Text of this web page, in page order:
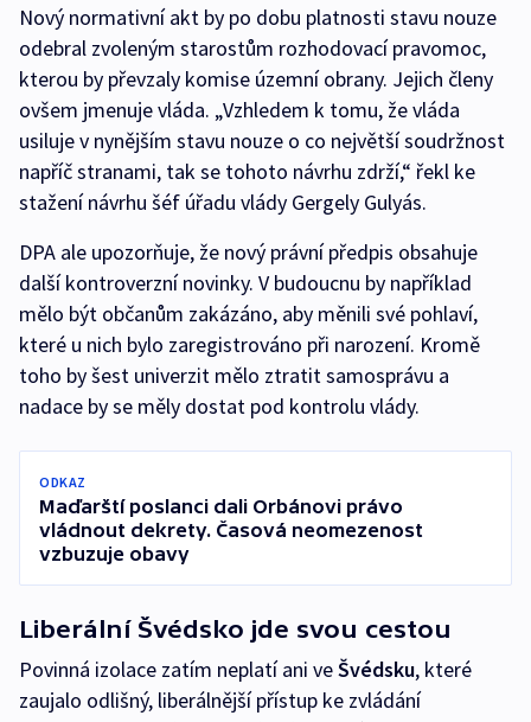
Nový normativní akt by po dobu platnosti stavu nouze
odebral zvoleným starostům rozhodovací pravomoc,
kterou by převzaly komise územní obrany. Jejich členy
ovšem jmenuje vláda. „Vzhledem k tomu, že vláda
usiluje v nynějším stavu nouze o co největší soudržnost
napříč stranami, tak se tohoto návrhu zdrží,“ řekl ke
stažení návrhu šéf úřadu vlády Gergely Gulyás.
DPA ale upozorňuje, že nový právní předpis obsahuje
další kontroverzní novinky. V budoucnu by například
mělo být občanům zakázáno, aby měnili své pohlaví,
které u nich bylo zaregistrováno při narození. Kromě
toho by šest univerzit mělo ztratit samosprávu a
nadace by se měly dostat pod kontrolu vlády.
ODKAZ
Maďarští poslanci dali Orbánovi právo
vládnout dekrety. Časová neomezenost
vzbuzuje obavy
Liberální Švédsko jde svou cestou
Povinná izolace zatím neplatí ani veŠvédsku, které
zaujalo odlišný, liberálnější přístup ke zvládání